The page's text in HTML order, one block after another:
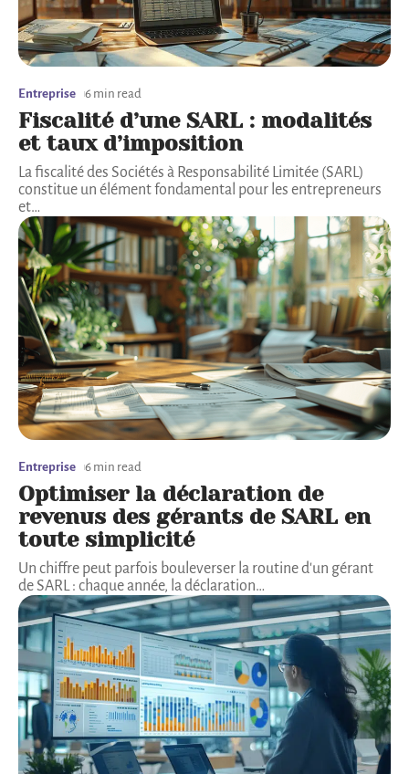
Entreprise 6 min read
Fiscalité d’une SARL : modalités
et taux d’imposition
La fiscalité des Sociétés à Responsabilité Limitée (SARL)
constitue un élément fondamental pour les entrepreneurs
et…
Entreprise 6 min read
Optimiser la déclaration de
revenus des gérants de SARL en
toute simplicité
Un chiffre peut parfois bouleverser la routine d'un gérant
de SARL : chaque année, la déclaration…